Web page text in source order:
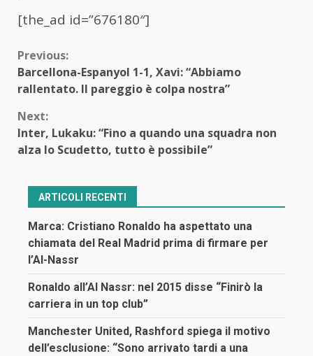
[the_ad id=”676180″]
Continue
Reading
Previous:
Barcellona-Espanyol 1-1, Xavi: “Abbiamo
rallentato. Il pareggio è colpa nostra”
Next:
Inter, Lukaku: “Fino a quando una squadra non
alza lo Scudetto, tutto è possibile”
ARTICOLI RECENTI
Marca: Cristiano Ronaldo ha aspettato una
chiamata del Real Madrid prima di firmare per
l’Al-Nassr
Ronaldo all’Al Nassr: nel 2015 disse “Finirò la
carriera in un top club”
Manchester United, Rashford spiega il motivo
dell’esclusione: “Sono arrivato tardi a una